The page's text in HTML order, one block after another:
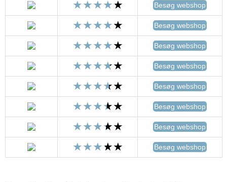
Besøg webshop
Besøg webshop
Besøg webshop
Besøg webshop
Besøg webshop
Besøg webshop
Besøg webshop
Besøg webshop